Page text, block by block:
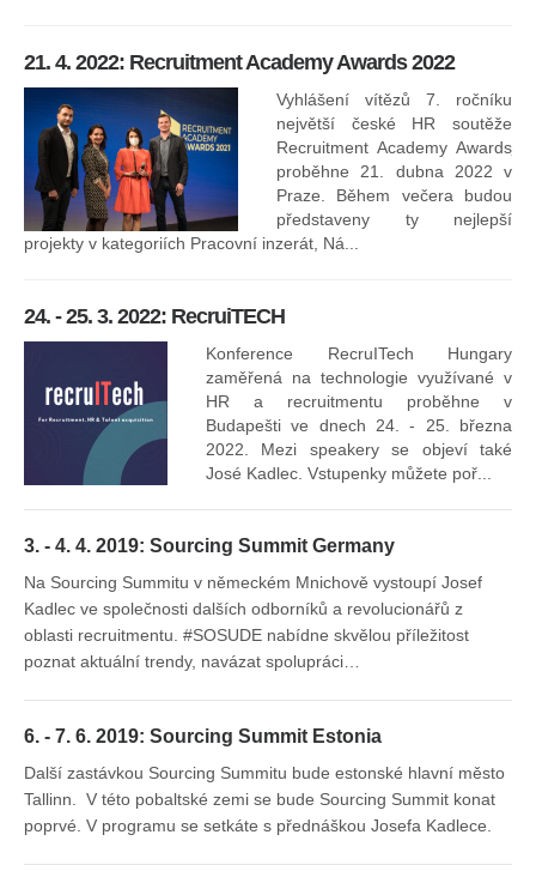
21. 4. 2022: Recruitment Academy Awards 2022
Vyhlášení vítězů 7. ročníku
největší české HR soutěže
Recruitment Academy Awards
proběhne 21. dubna 2022 v
Praze. Během večera budou
představeny ty nejlepší
projekty v kategoriích Pracovní inzerát, Ná...
24. - 25. 3. 2022: RecruiTECH
Konference RecruITech Hungary
zaměřená na technologie využívané v
HR a recruitmentu proběhne v
Budapešti ve dnech 24. - 25. března
2022. Mezi speakery se objeví také
José Kadlec. Vstupenky můžete poř...
3. - 4. 4. 2019: Sourcing Summit Germany
Na Sourcing Summitu v německém Mnichově vystoupí Josef
Kadlec ve společnosti dalších odborníků a revolucionářů z
oblasti recruitmentu. #SOSUDE nabídne skvělou příležitost
poznat aktuální trendy, navázat spolupráci…
6. - 7. 6. 2019: Sourcing Summit Estonia
Další zastávkou Sourcing Summitu bude estonské hlavní město
Tallinn. V této pobaltské zemi se bude Sourcing Summit konat
poprvé. V programu se setkáte s přednáškou Josefa Kadlece.